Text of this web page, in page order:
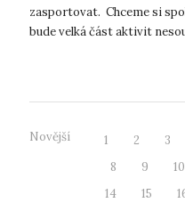
zasportovat. Chceme si
bude velká část aktivit
Novější 1 2 3
8
9 10
14
15